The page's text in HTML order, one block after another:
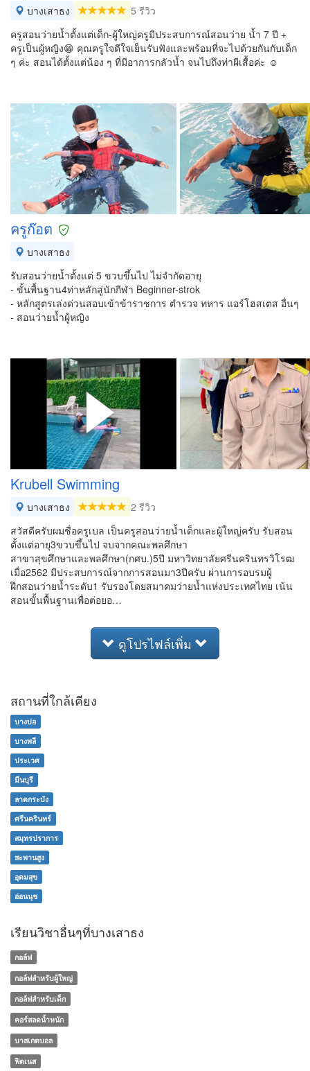
บางเสาธง
5 รีวิว
ครูสอนว่ายน้ำตั้งแต่เด็ก-ผู้ใหญ่ครูมีประสบการณ์​สอนว่าย น้ำ 7 ปี + ​
ครูเป็นผู้หญิง😁 คุณครูใจดีใจเย็นรับฟังและพร้อมที่จะไปด้วยกันกับเด็ก
ๆ ค่ะ สอนได้ตั้งแต่น้อง ๆ ที่มีอาการกลัวน้ำ จนไปถึงท่าผีเสื้อค่ะ ☺️
ครูก๊อต
บางเสาธง
รับสอนว่ายน้ำตั้งแต่ 5 ขวบขึ้นไป ไม่จำกัดอายุ
- ขั้นพื้นฐาน4ท่าหลักสู่นักกีฬา Beginner-strok
- หลักสูตรเล่งด่วนสอบเข้าข้าราชการ ตำรวจ ทหาร แอร์โฮสเตส อื่นๆ
- สอนว่ายน้ำผู้หญิง
Krubell Swimming
บางเสาธง
2 รีวิว
สวัสดีครับผมชื่อครูเบล เป็นครูสอนว่ายน้ำเด็กและผู้ใหญ่ครับ รับสอน
ตั้งแต่อายุ3ขวบขึ้นไป จบจากคณะพลศึกษา
สาขาสุขศึกษาและพลศึกษา(กศบ.)5ปี มหาวิทยาลัยศรีนครินทรวิโรฒ
เมื่อ2562 มีประสบการณ์จากการสอนมา3ปีครับ ผ่านการอบรมผู้
ฝึกสอนว่ายน้ำระดับ1 รับรองโดยสมาคมว่ายน้ำแห่งประเทศไทย เน้น
สอนขั้นพื้นฐานเพื่อต่อยอ…
ดูโปรไฟล์เพิ่ม
สถานที่ใกล้เคียง
บางบ่อ
บางพลี
ประเวศ
มีนบุรี
ลาดกระบัง
ศรีนครินทร์
สมุทรปราการ
สะพานสูง
อุดมสุข
อ่อนนุช
เรียนวิชาอื่นๆที่บางเสาธง
กอล์ฟ
กอล์ฟสำหรับผู้ใหญ่
กอล์ฟสำหรับเด็ก
คอร์สลดน้ำหนัก
บาสเกตบอล
ฟิตเนส